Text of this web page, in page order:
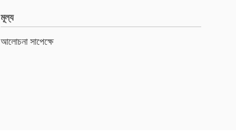
মূল্য
আলোচনা সাপেক্ষে